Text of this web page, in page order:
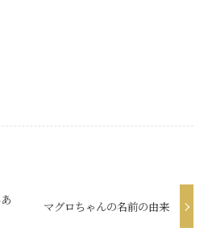
マグロちゃんの名前の由来